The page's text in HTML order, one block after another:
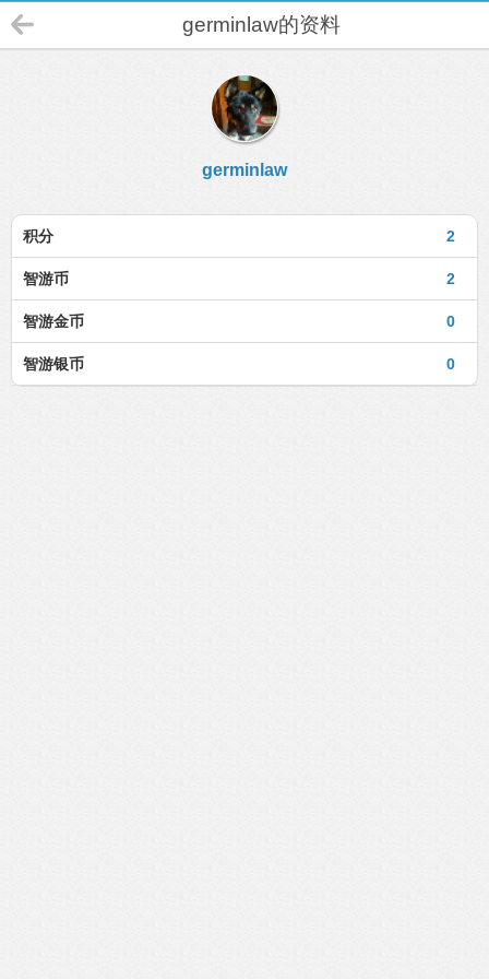
germinlaw的资料
germinlaw
2
积分
2
智游币
0
智游金币
0
智游银币